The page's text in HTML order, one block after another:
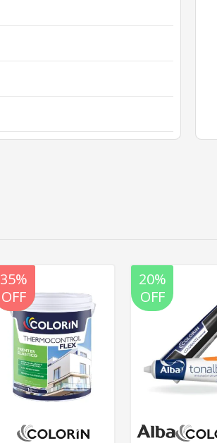
20%
OFF
35%
OFF
20%
OFF